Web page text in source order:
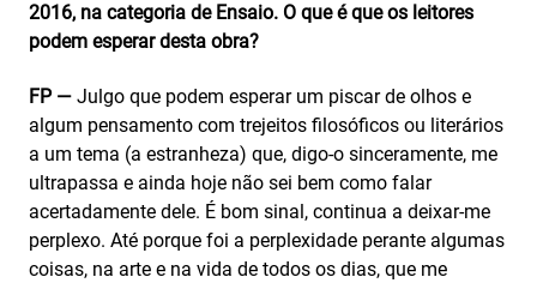
2016, na categoria de Ensaio. O que é que os leitores
podem esperar desta obra?
FP — Julgo que podem esperar um piscar de olhos e
algum pensamento com trejeitos filosóficos ou literários
a um tema (a estranheza) que, digo-o sinceramente, me
ultrapassa e ainda hoje não sei bem como falar
acertadamente dele. É bom sinal, continua a deixar‑me
perplexo. Até porque foi a perplexidade perante algumas
coisas, na arte e na vida de todos os dias, que me